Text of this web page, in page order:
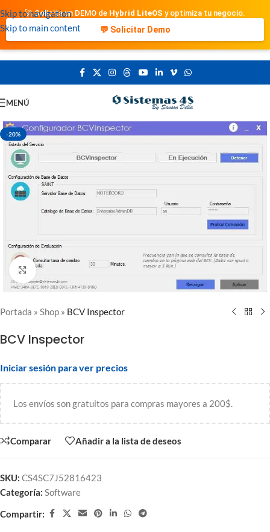
Skip to navigation
Skip to main content
🚀 Solicita un DEMO de Hybrid LiteOS y optimiza tu negocio.
💬 Solicitar Demo
MENÚ
-20%
Clic para ampliar
Portada » Shop » BCV Inspector
BCV Inspector
Iniciar sesión para ver precios
Los envíos son gratuitos para compras mayores a 200$.
Comparar Añadir a la lista de deseos
SKU: CS4SC7J52816423
Categoría: Software
Compartir: